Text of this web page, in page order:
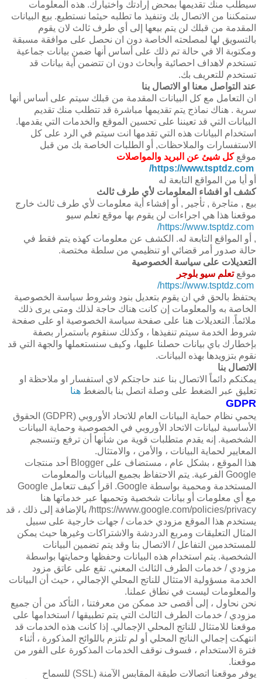
سيطلب منك تقديمها بمحض إرادتك واختيارك. هذه المعلومات
ستمكننا من الاتصال بك وتنفيذ ما تطلبه حيثما نستطيع. بيع البيانات
المقدمة من قبلك لن يتم بيعها إلى أي طرف ثالث لان يقوم
بالتسويق لها لمصلحته الخاصة دون ان نحصل على موافقة مسبقة
ومكتوبة الا في حالة تم ذلك على أساس أنها ضمن بيانات جماعية
تستخدم لاهداف احصائية وأبحاث دون ان تتضمن أية بيانات قد
تستخدم للتعريف بك.
عند التواصل معنا او الاتصال بنا
ان التعامل مع كل البيانات المقدمة من قبلك سيتم على أساس أنها
سرية . هناك نماذج يتم تقديمها مباشرة قد تتطلب منك تقديم
البيانات التي قد تعيننا على تحسين الموقع والخدمات التي يقدمها.
استخدام البيانات هذه التي تقدمها انت سيتم في الرد على كل
الاستفسارات والملاحظات, أو الطلبات الخاصة بك من قبل
موقعكل شيئ عن البريد والمواصلات
أو أيا من المواقع التابعة له
كشف او افشاء المعلومات لأي طرف ثالث
بيع , متاجرة , تأجير , أو إفشاء أية معلومات لأي طرف ثالث خارج
موقعنا هذا هي اجراءات لن يقوم بها موقع تعلم سيو
, أو المواقع التابعة له. الكشف عن معلومات كهذه يتم فقط في
حالة صدور أمر قضائي او تنظيمي من سلطة مختصة.
التعديلات على سياسة الخصوصية
موقعتعلم سيو بلوجر
يحتفظ بالحق في ان يقوم بتعديل بنود وشروط سياسة الخصوصية
الخاصة به والمعلومات إن كانت هناك حاجة لذلك ومتى يرى ذلك
ملائماً. التعديلات هنا على صفحة سياسة الخصوصية او على صفحة
شروط الخدمة سيتم تنفيذها ، وكذلك سنقوم باستمرار بصفة
بإخطارك باي بيانات حصلنا عليها، وكيف سنستعملها والجهة التي قد
نقوم بتزويدها بهذه البيانات.
الاتصال بنا
يمكنكم دائماً الاتصال بنا عند حاجتكم لاي استفسار او ملاحظة او
تعليق عبر الضغط على وصلة اتصل بنا بالضغط هنا
GDPR
يحمي نظام حماية البيانات العام للاتحاد الأوروبي (GDPR) الحقوق
الأساسية لبيانات الاتحاد الأوروبي في الخصوصية وحماية البيانات
الشخصية. إنه يقدم متطلبات قوية من شأنها أن ترفع وتنسجم
المعايير لحماية البيانات ، والأمن ، والامتثال.
هذا الموقع ، بشكل عام ، مستضاف على Blogger أحد منتجات
Google الفرعية. يتم الاحتفاظ بجميع البيانات والمعلومات
المستخدمة ومحمية بواسطة Google. اقرأ كيف تتعامل Google
مع أي معلومات أو بيانات شخصية وتحميها عبر خدماتها هنا
https://www.google.com/policies/privacy/ بالإضافة إلى ذلك ، قد
يستخدم هذا الموقع مزودي خدمات / جهات خارجية على سبيل
المثال التعليقات ومربع الدردشة والاشتراكات وغيرها حيث يمكن
للمستخدمين التفاعل / الاتصال بنا وقد يتم تضمين البيانات
الشخصية. يتم استخدام هذه البيانات وحفظها وحمايتها بواسطة
مزودي / خدمات الطرف الثالث المعني. تقع على عاتق مزود
الخدمة مسؤولية الامتثال للناتج المحلي الإجمالي ، حيث أن البيانات
والمعلومات ليست في نطاق عملنا.
نحن نحاول ، إلى أقصى حد ممكن من معرفتنا ، التأكد من أن جميع
مزودي / خدمات الطرف الثالث التي يتم تطبيقها / استخدامها على
موقعنا للامتثال للناتج المحلي الإجمالي. إذا كانت هذه الخدمات قد
انتهكت إجمالي الناتج المحلي أو لم تلتزم باللوائح المذكورة ، أثناء
فترة الاستخدام ، فسوف نوقف الخدمات المذكورة على الفور من
موقعنا.
يوفر موقعنا اتصالات طبقة المقابس الآمنة (SSL) للسماح